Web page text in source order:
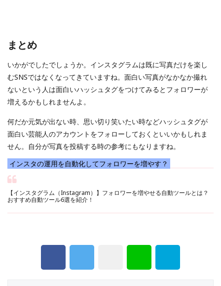
まとめ
いかがでしたでしょうか。インスタグラムは既に写真だけを楽し
むSNSではなくなってきていますね。面白い写真がなかなか撮れ
ないという人は面白いハッシュタグをつけてみるとフォロワーが
増えるかもしれませんよ。
何だか元気が出ない時、思い切り笑いたい時などハッシュタグが
面白い芸能人のアカウントをフォローしておくといいかもしれま
せん。自分が写真を投稿する時の参考にもなりますね。
インスタの運用を自動化してフォロワーを増やす？
【インスタグラム（Instagram）】フォロワーを増やせる自動ツールとは？
おすすめ自動ツール6選を紹介！